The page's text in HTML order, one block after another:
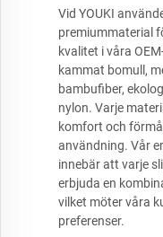
Vid YOUKI
premiummaterial
kvalitet i våra
kammat bomull,
bambufiber,
nylon. Varje
komfort och
användning. Vår
innebär att varje
erbjuda en
vilket möter våra
preferenser.